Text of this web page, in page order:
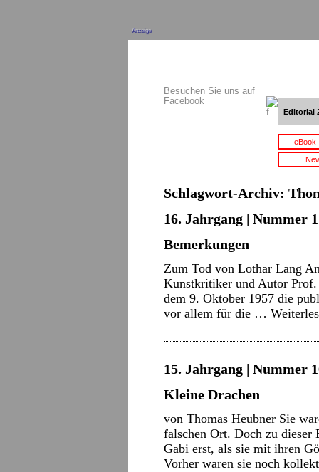
Anzeige
Besuchen Sie uns auf
Facebook
Editorial
Schlagwort-Archiv:
16. Jahrgang | Nummer
Bemerkungen
Zum Tod von Lothar Lang
Kunstkritiker und Autor
dem 9. Oktober 1957 die
vor allem für die …
15. Jahrgang | Nummer
Kleine Drachen
von Thomas Heubner Sie
falschen Ort. Doch zu dieser
Gabi erst, als sie mit ihren
Vorher waren sie noch